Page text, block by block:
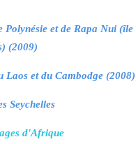
Polynésie et de Rapa Nui (île
(2009)
Laos et du Cambodge (2008)
Seychelles
d'Afrique